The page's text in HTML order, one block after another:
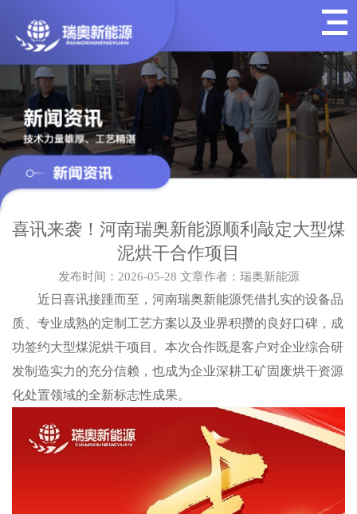
喜讯来袭！河南瑞奥新能源顺利敲定大型煤
泥烘干合作项目
发布时间：2026-05-28 文章作者：瑞奥新能源
近日喜讯接踵而至，河南瑞奥新能源凭借扎实的设备品
质、专业成熟的定制工艺方案以及业界积攒的良好口碑，成
功签约大型煤泥烘干项目。本次合作既是客户对企业综合研
发制造实力的充分信赖，也成为企业深耕工矿固废烘干资源
化处置领域的全新标志性成果。